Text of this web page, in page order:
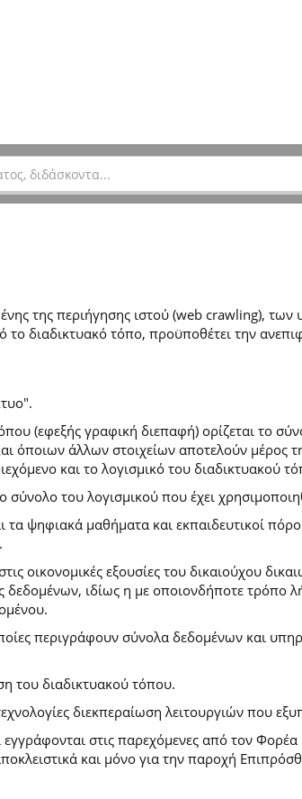
της περιήγησης ιστού (web crawling),
διαδικτυακό τόπο, προϋποθέτει την
(εφεξής γραφική διεπαφή) ορίζεται το
όποιων άλλων στοιχείων αποτελούν μέρος
και το λογισμικό του διαδικτυακού
σύνολο του λογισμικού που έχει
τα ψηφιακά μαθήματα και εκπαιδευτικοί
οικονομικές εξουσίες του δικαιούχου
δεδομένων, ιδίως η με οποιονδήποτε
περιγράφουν σύνολα δεδομένων και
του διαδικτυακού τόπου.
διεκπεραίωση λειτουργιών που
εγγράφονται στις παρεχόμενες από τον
και μόνο για την παροχή